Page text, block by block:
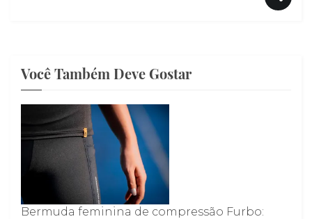
Você Também Deve Gostar
Bermuda feminina de compressão Furbo: